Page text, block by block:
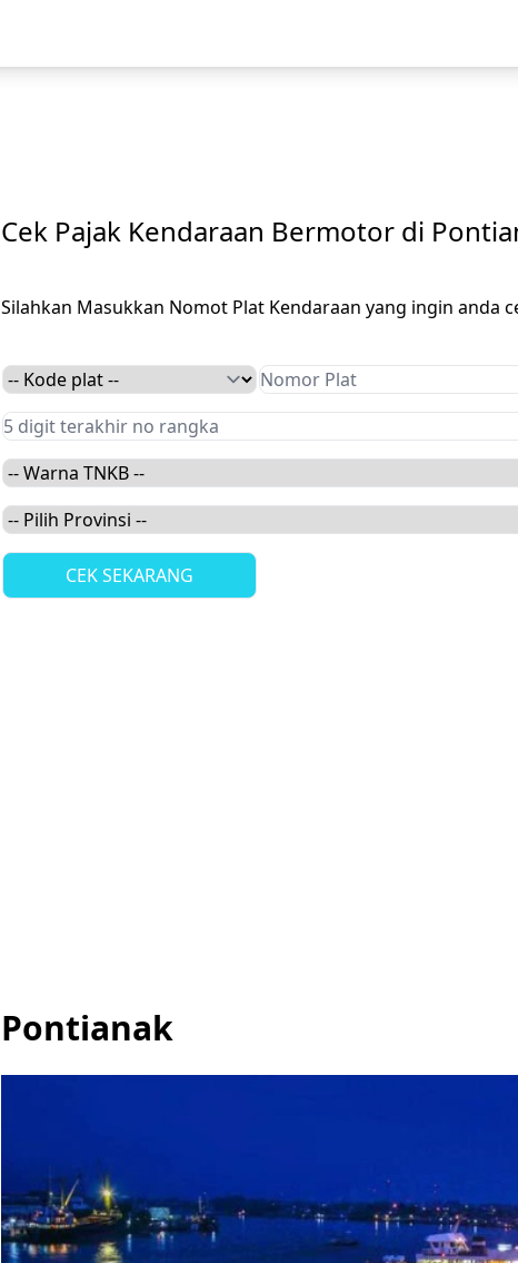
Cek Pajak Kendaraan Bermotor di
Silahkan Masukkan Nomot Plat Kendaraan yang ingin anda
Pontianak